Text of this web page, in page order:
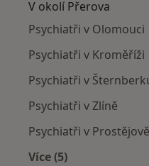
V okolí Přerova
Psychiatři v Olomouci
Psychiatři v Kroměříži
Psychiatři v
Psychiatři v Zlíně
Psychiatři v Prostějově
Více (5)